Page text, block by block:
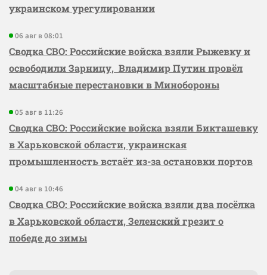
украинском урегулировании
06 авг в 08:01
Сводка СВО: Российские войска взяли Рыжевку и
освободили Зарницу, Владимир Путин провёл
масштабные перестановки в Минобороны
05 авг в 11:26
Сводка СВО: Российские войска взяли Бикташевку
в Харьковской области, украинская
промышленность встаёт из-за остановки портов
04 авг в 10:46
Сводка СВО: Российские войска взяли два посёлка
в Харьковской области, Зеленский грезит о
победе до зимы